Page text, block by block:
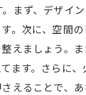
まず、デザイ
。次に、空間
えましょう。
ます。さらに
えることで、